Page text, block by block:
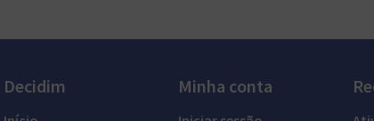
Decidim Minha conta